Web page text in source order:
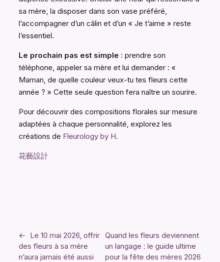
sa mère, la disposer dans son vase préféré,
l’accompagner d’un câlin et d’un « Je t’aime » reste
l’essentiel.
Le prochain pas est simple : prendre son
téléphone, appeler sa mère et lui demander : «
Maman, de quelle couleur veux-tu tes fleurs cette
année ? » Cette seule question fera naître un sourire.
Pour découvrir des compositions florales sur mesure
adaptées à chaque personnalité, explorez les
créations de Fleurology by H.
花藝設計
← Le 10 mai 2026, offrir
des fleurs à sa mère
n’aura jamais été aussi
Quand les fleurs deviennent
un langage : le guide ultime
pour la fête des mères 2026